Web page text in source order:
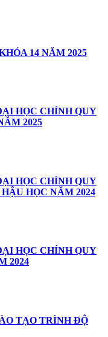
14 NĂM 2025
HỌC CHÍNH QUY
2025
HỌC CHÍNH QUY
HỌC NĂM 2024
HỌC CHÍNH QUY
2024
TẠO TRÌNH ĐỘ